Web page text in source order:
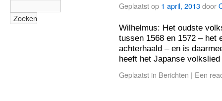
Geplaatst op 1 april, 2013door
Wilhelmus: Het oudste
tussen 1568 en 1572 –
achterhaald – en is
heeft het Japanse
Geplaatst in Berichten | Een